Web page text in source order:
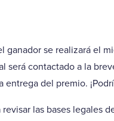
Santiago Cuota
Santiago Mantención
de Chile - Contrato
ganador se realizará el
será contactado a la
entrega del premio.
revisar las bases legales